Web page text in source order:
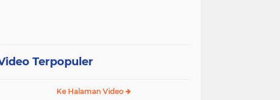
Terpopuler
Ke Halaman Video